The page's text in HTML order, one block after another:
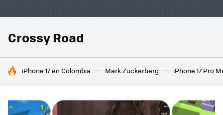
Crossy Road
HOY SE HABLA DE
iPhone 17 en Colombia Mark Zuckerberg iPhone 17 Pro